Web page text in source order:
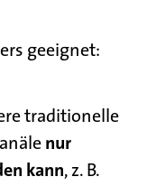
geeignet:
traditionelle
nur
kann, z. B.